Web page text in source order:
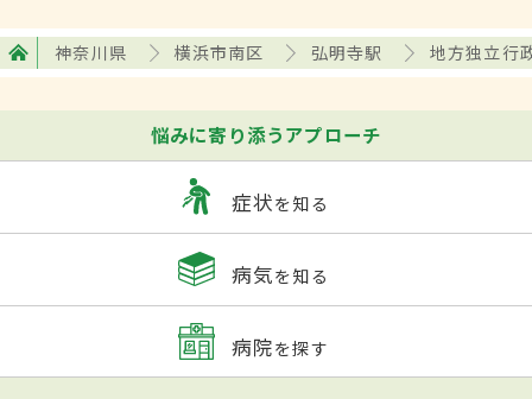
神奈川県 横浜市南区 弘明寺駅 地方独立行
悩みに寄り添うアプローチ
症状を知る
病気を知る
病院を探す